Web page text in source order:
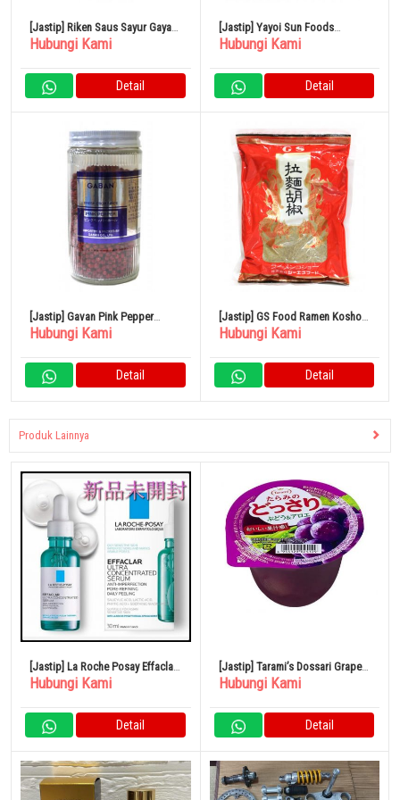
[Jastip] Riken Saus Sayur Gaya
Jepang 1L
Hubungi Kami
Detail
[Jastip] Yayoi Sun Foods
Kesennuma Tuna Mustard Cutlet
Hubungi Kami
Detail
[Jastip] Gavan Pink Pepper
(utuh) 90g
Hubungi Kami
Detail
[Jastip] GS Food Ramen Kosho
250g
Hubungi Kami
Detail
Produk Lainnya
[Jastip] La Roche Posay Effaclar
Peel Care Serum Hijau 30ml T1
Hubungi Kami
Detail
[Jastip] Tarami’s Dossari Grape
& Aloe 230g x 24
Hubungi Kami
Detail